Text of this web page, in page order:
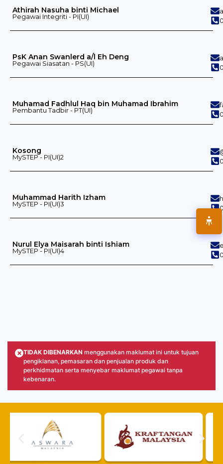
Athirah Nasuha binti Michael
Pegawai Integriti - PI(UI)
PsK Anan Swanlerd a/l Eh Deng
Pegawai Siasatan - PS(UI)
Muhamad Fadhlul Haq bin Muhamad Ibrahim
Pembantu Tadbir - PT(UI)
Kosong
MySTEP - PI(UI)2
Muhammad Harith Izham
MySTEP - PI(UI)3
Nurul Elya Maisarah binti Ishiam
MySTEP - PI(UI)4
× TIDAK DIBENARKAN menggunakan maklumat ini untuk tujuan
pengiklanan, pemasaran dan penjualan produk dan
perkhidmatan serta menyebar maklumat pegawai tanpa
kebenaran.